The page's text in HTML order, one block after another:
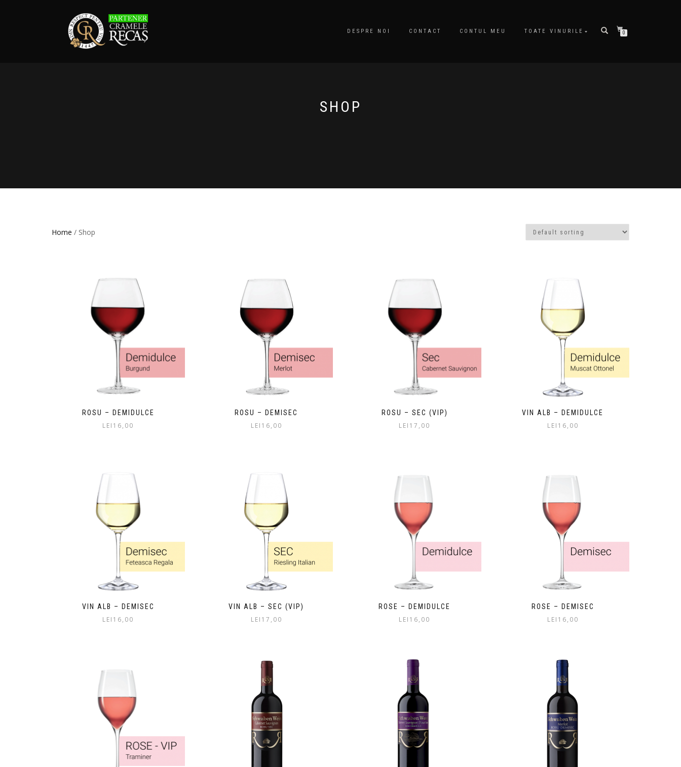
DESPRE NOI CONTACT CONTUL MEU TOATE VINURILE 0
SHOP
Home / Shop
ROSU – DEMIDULCE
LEI 16,00
ROSU – DEMISEC
LEI 16,00
ROSU – SEC (VIP)
LEI 17,00
VIN ALB – DEMIDULCE
LEI 16,00
VIN ALB – DEMISEC
LEI 16,00
VIN ALB – SEC (VIP)
LEI 17,00
ROSE – DEMIDULCE
LEI 16,00
ROSE – DEMISEC
LEI 16,00